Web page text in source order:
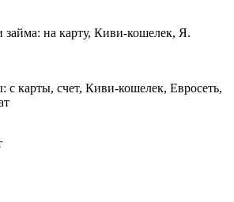
на карту, Киви-кошелек, Я.
с карты, счет, Киви-кошелек, Евросеть,